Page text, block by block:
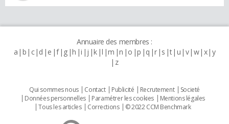
Annuaire des membres :
a b c d e f g h i j k l m n o p q r s t u v w x y
z
Qui sommes nous Contact Publicité Recrutement
Societé
Données personnelles
Paramétrer les cookies
Mentions légales
Tous les articles
Corrections © 2022 CCM Benchmark